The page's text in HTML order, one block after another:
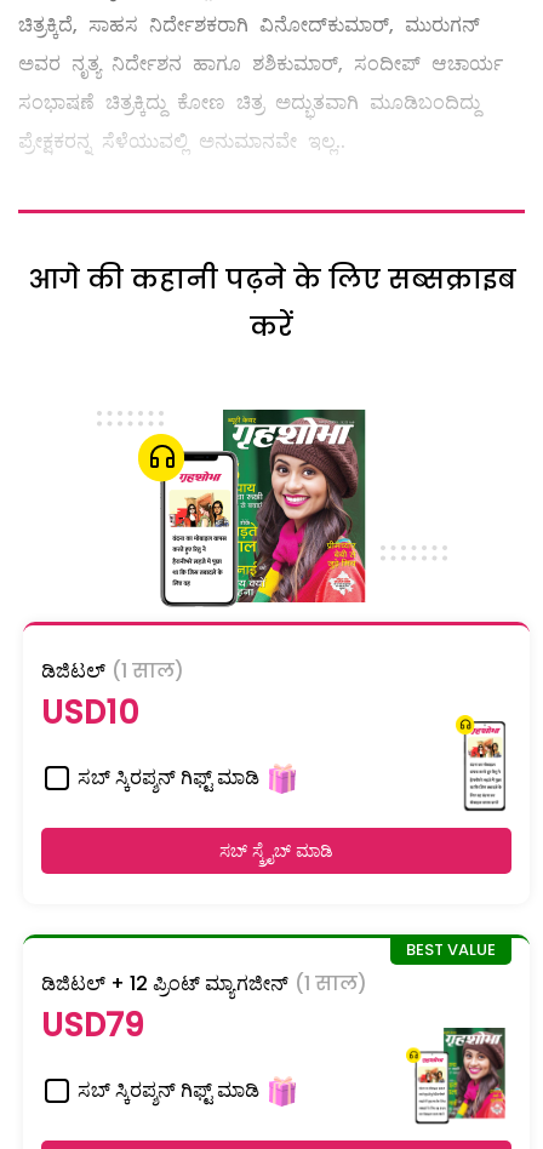
ಚಿತ್ರಕ್ಕಿದೆ, ಸಾಹಸ ನಿರ್ದೇಶಕರಾಗಿ ವಿನೋದ್‌ಕುಮಾರ್, ಮುರುಗನ್
ಅವರ ನೃತ್ಯ ನಿರ್ದೇಶನ ಹಾಗೂ ಶಶಿಕುಮಾರ್, ಸಂದೀಪ್ ಆಚಾರ್ಯ
ಸಂಭಾಷಣೆ ಚಿತ್ರಕ್ಕಿದ್ದು ಕೋಣ ಚಿತ್ರ ಅದ್ಭುತವಾಗಿ ಮೂಡಿಬಂದಿದ್ದು
ಪ್ರೇಕ್ಷಕರನ್ನ ಸೆಳೆಯುವಲ್ಲಿ ಅನುಮಾನವೇ ಇಲ್ಲ..
आगे की कहानी पढ़ने के लिए सब्सक्राइब
करें
ಡಿಜಿಟಲ್ (1 साल)
USD10
ಸಬ್ ಸ್ಕಿರಪ್ಶನ್ ಗಿಫ್ಟ್ ಮಾಡಿ
ಸಬ್ ಸ್ಕ್ರೈಬ್ ಮಾಡಿ
ಡಿಜಿಟಲ್ + 12 ಪ್ರಿಂಟ್ ಮ್ಯಾಗಜೀನ್ (1 साल)
USD79
ಸಬ್ ಸ್ಕಿರಪ್ಶನ್ ಗಿಫ್ಟ್ ಮಾಡಿ